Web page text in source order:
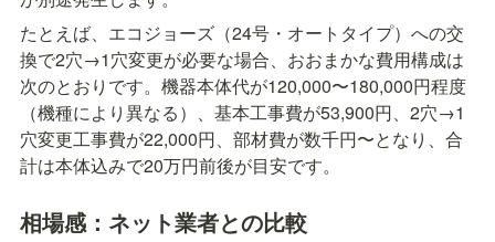
たとえば、エコジョーズ（24号・オートタイプ）への交
換で2穴→1穴変更が必要な場合、おおまかな費用構成は
次のとおりです。機器本体代が120,000〜180,000円程度
（機種により異なる）、基本工事費が53,900円、2穴→1
穴変更工事費が22,000円、部材費が数千円〜となり、合
計は本体込みで20万円前後が目安です。
相場感：ネット業者との比較